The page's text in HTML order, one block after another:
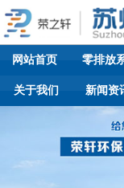
网站首页 零排放
关于我们 新闻资